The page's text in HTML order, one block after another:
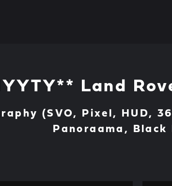
Land
(SVO, Pixel, HUD,
Panoraama, Black